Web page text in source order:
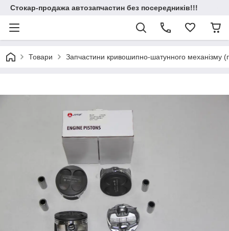
Стокар-продажа автозапчастин без посередників!!!
Товари Запчастини кривошипно-шатунного механізму